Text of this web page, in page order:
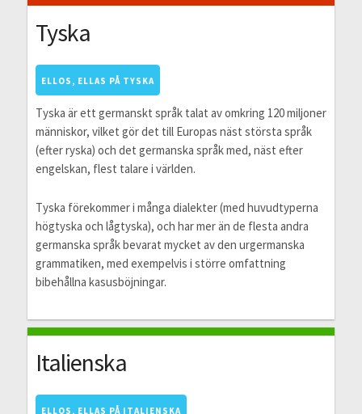
Tyska
ELLOS, ELLAS PÅ TYSKA
Tyska är ett germanskt språk talat av omkring 120 miljoner
människor, vilket gör det till Europas näst största språk
(efter ryska) och det germanska språk med, näst efter
engelskan, flest talare i världen.
Tyska förekommer i många dialekter (med huvudtyperna
högtyska och lågtyska), och har mer än de flesta andra
germanska språk bevarat mycket av den urgermanska
grammatiken, med exempelvis i större omfattning
bibehållna kasusböjningar.
Italienska
ELLOS, ELLAS PÅ ITALIENSKA